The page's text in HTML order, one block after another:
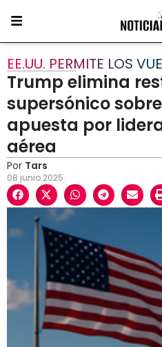
EE.UU. PERMITE LOS
Trump elimina
supersónico sobre
apuesta por
aérea
Por Tars
08 junio 2025